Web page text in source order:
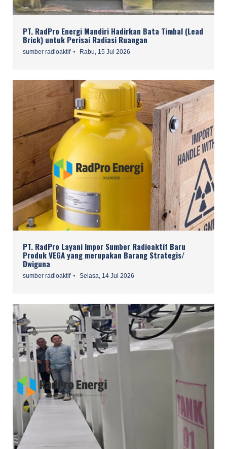
PT. RadPro Energi Mandiri Hadirkan Bata Timbal (Lead
Brick) untuk Perisai Radiasi Ruangan
sumber radioaktif Rabu, 15 Jul 2026
PT. RadPro Layani Impor Sumber Radioaktif Baru
Produk VEGA yang merupakan Barang Strategis/
Dwiguna
sumber radioaktif Selasa, 14 Jul 2026